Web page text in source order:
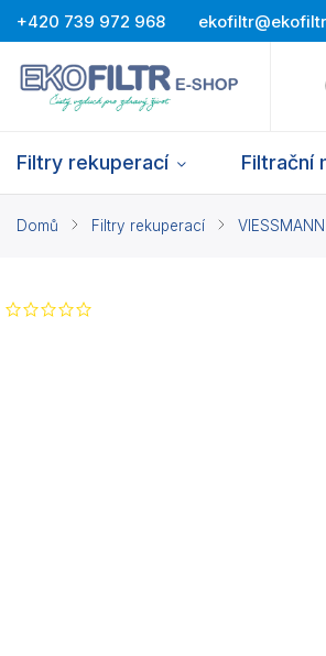
+420 739 972 968
Filtry rekuperací Filtrační
Domů / Filtry rekuperací / VIESSMANN